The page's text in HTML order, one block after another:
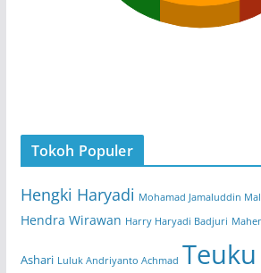
Tokoh Populer
Hengki Haryadi Mohamad Jamaluddin
Hendra Wirawan Harry Haryadi Badjuri
Ashari Luluk Andriyanto Achmad